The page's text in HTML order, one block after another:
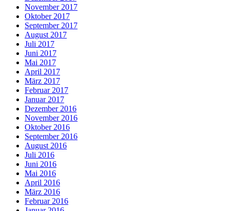
November 2017
Oktober 2017
September 2017
August 2017
Juli 2017
Juni 2017
Mai 2017
April 2017
März 2017
Februar 2017
Januar 2017
Dezember 2016
November 2016
Oktober 2016
September 2016
August 2016
Juli 2016
Juni 2016
Mai 2016
April 2016
März 2016
Februar 2016